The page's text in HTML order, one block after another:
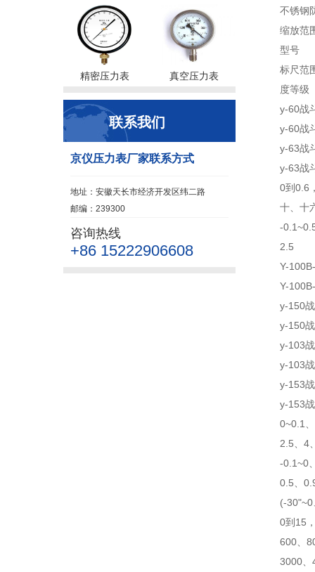
精密压力表 真空压力表
联系我们
京仪压力表厂家联系方式
地址：安徽天长市经济开发区纬二路
邮编：239300
咨询热线
+86 15222906608
不锈钢
缩放范
型号
标尺范
度等级
y-60战
y-60战
y-63战
y-63战
0到0.6
十、十
-
2.5
Y-
Y-
y-150
y-150
y-103
y-103
y-153
y-153
0~0.1
2.5、4
-0.1~0
0.5、
(-
0到15
600、
3000、